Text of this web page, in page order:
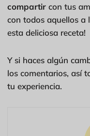
compartir con tus
con todos aquellos a
esta deliciosa receta!
Y si haces algún
los comentarios, así
tu experiencia.